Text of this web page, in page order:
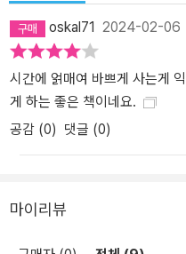
사람(63.3%)이 더 많았다는 것
시달리는 데 그치지 않고 쉬는
을 느낀다. 자유 시간까지 어떻
저자는 이러한 현실에서 벗어나
균형을 재조정할 급진적인 제
가이자 사회 개혁가인 에른스
8 공식은 기본적으로 일하는
생각에서 탄생했다. 그가 주장
시간과 같은 양의 자유를 누린
oskal71 2024-02-06
시간에 얽매여 바쁘게 사는게
게 하는 좋은 책이네요.
공감 (0) 댓글 (0)
마이리뷰